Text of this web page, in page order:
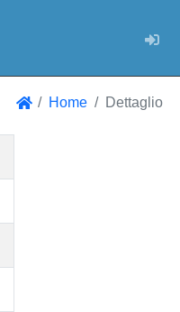
Home Dettaglio